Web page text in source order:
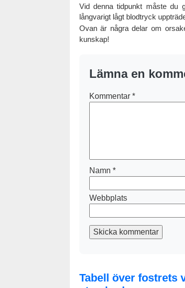
Vid denna tidpunkt måste du
långvarigt lågt blodtryck
Ovan är några delar om
kunskap!
Lämna en
Kommentar *
Namn *
Webbplats
Skicka kommentar
Tabell över fostrets